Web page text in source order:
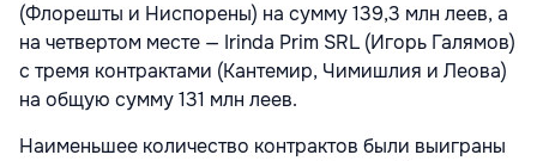
(Флорешты и Ниспорены) на сумму 139,3 млн леев, а
на четвертом месте — Irinda Prim SRL (Игорь Галямов)
с тремя контрактами (Кантемир, Чимишлия и Леова)
на общую сумму 131 млн леев.
Наименьшее количество контрактов были выиграны